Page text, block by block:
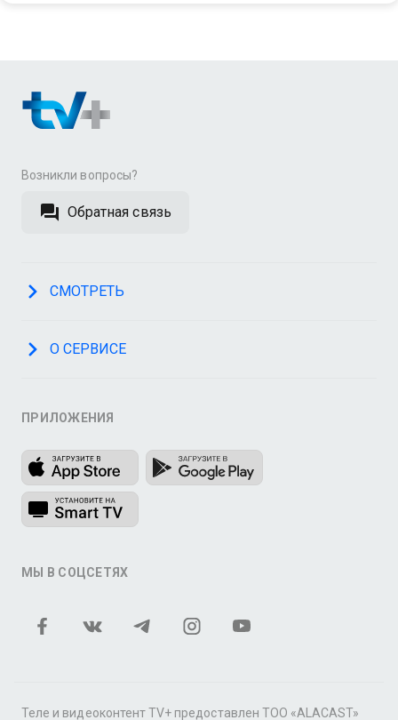
Возникли вопросы?
Обратная связь
СМОТРЕТЬ
О СЕРВИСЕ
ПРИЛОЖЕНИЯ
МЫ В СОЦСЕТЯХ
Теле и видеоконтент TV+ предоставлен ТОО «ALACAST»